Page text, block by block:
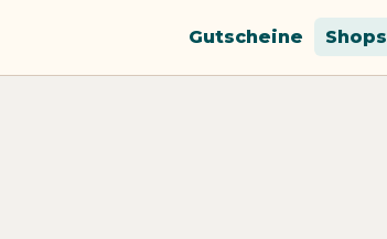
Gutscheine Shops